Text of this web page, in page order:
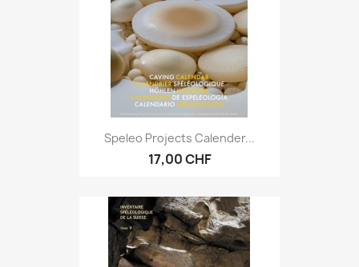
Speleo Projects Calender...
17,00 CHF